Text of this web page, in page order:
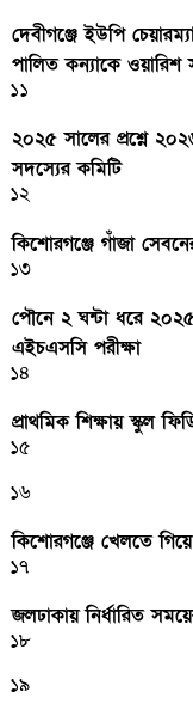
দেবীগঞ্জে ইউপি
পালিত কন্যাকে
১১
২০২৫ সালের প্রশ্নে
সদস্যের কমিটি
১২
কিশোরগঞ্জে গাঁজা
১৩
পৌনে ২ ঘন্টা ধরে
এইচএসসি পরীক্ষা
১৪
প্রাথমিক শিক্ষায় স্কুল
১৫
১৬
কিশোরগঞ্জে খেলতে
১৭
জলঢাকায় নির্ধারিত
১৮
১৯